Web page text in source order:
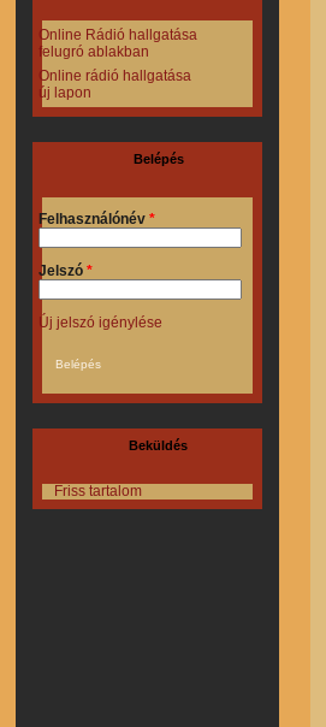
Online Rádió hallgatása
felugró ablakban
Online rádió hallgatása
új lapon
Belépés
Felhasználónév *
Jelszó *
Új jelszó igénylése
Beküldés
Friss tartalom